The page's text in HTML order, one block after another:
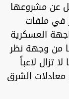
عن مشروعها
في ملفات
العسكرية
من وجهة نظر
تزال لاعباً
معادلات الشرق